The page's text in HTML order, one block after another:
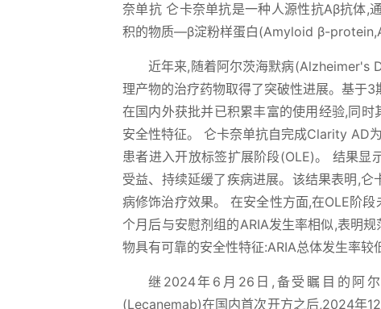
奈单抗 仑卡奈单抗是一种人源性抗Aβ抗体,
积的物质—β淀粉样蛋白(Amyloid β-
近年来,随着阿尔茨海默病(Alzheimer's
理产物的治疗药物取得了突破性进展。基于
在国内外获批并已积累丰富的使用经验,同
安全性特征。 仑卡奈单抗自完成Clarity AD
患者进入开放标签扩展阶段(OLE)。 结果显
受益、持续延缓了疾病进展。该结果表明,
病修饰治疗效果。 在安全性方面,在OLE阶
个月后与安慰剂组的ARIA发生率相似,表明
物具有可靠的安全性特征:ARIA总体发生率较
继2024年6月26日,备受瞩目的阿尔
(Lecanemab)在国内首次开方之后,2024年